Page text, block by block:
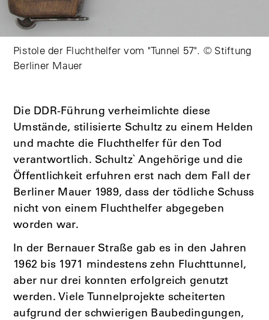
Pistole der Fluchthelfer vom "Tunnel 57". © Stiftung
Berliner Mauer
Die DDR-Führung verheimlichte diese
Umstände, stilisierte Schultz zu einem Helden
und machte die Fluchthelfer für den Tod
verantwortlich. Schultz` Angehörige und die
Öffentlichkeit erfuhren erst nach dem Fall der
Berliner Mauer 1989, dass der tödliche Schuss
nicht von einem Fluchthelfer abgegeben
worden war.
In der Bernauer Straße gab es in den Jahren
1962 bis 1971 mindestens zehn Fluchttunnel,
aber nur drei konnten erfolgreich genutzt
werden. Viele Tunnelprojekte scheiterten
aufgrund der schwierigen Baubedingungen,